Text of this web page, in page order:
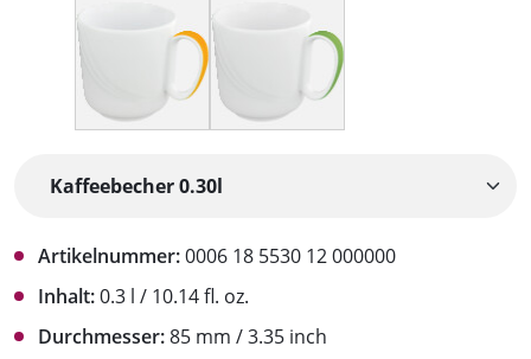
Artikelnummer:0006 18 5530 12 000000
Inhalt:0.3 l / 10.14 fl. oz.
Durchmesser:85 mm / 3.35 inch